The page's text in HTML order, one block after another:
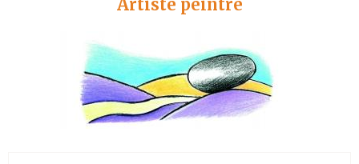
Artiste peintre